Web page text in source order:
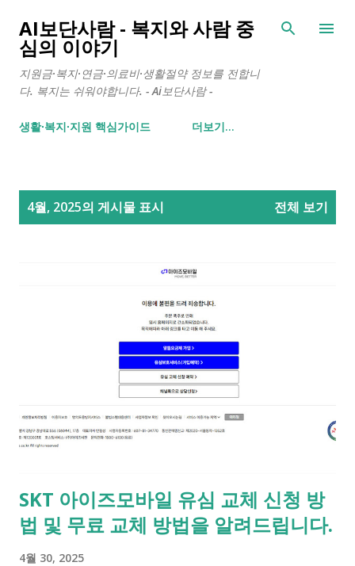
기본 콘텐츠로 건너뛰기
AI보단사람 - 복지와 사람 중
심의 이야기
지원금·복지·연금·의료비·생활절약 정보를 전합니
다. 복지는 쉬워야합니다. - Ai보단사람 -
생활∙복지∙지원 핵심가이드 더보기…
4월, 2025의 게시물 표시 전체 보기
SKT 아이즈모바일 유심 교체 신청 방
법 및 무료 교체 방법을 알려드립니다.
4월 30, 2025